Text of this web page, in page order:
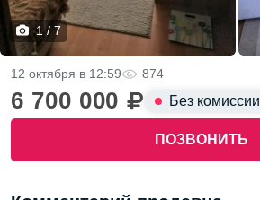
1 / 7
6 700 000 Без комиссии
ПОЗВОНИТЬ
12 октября в 12:59 874